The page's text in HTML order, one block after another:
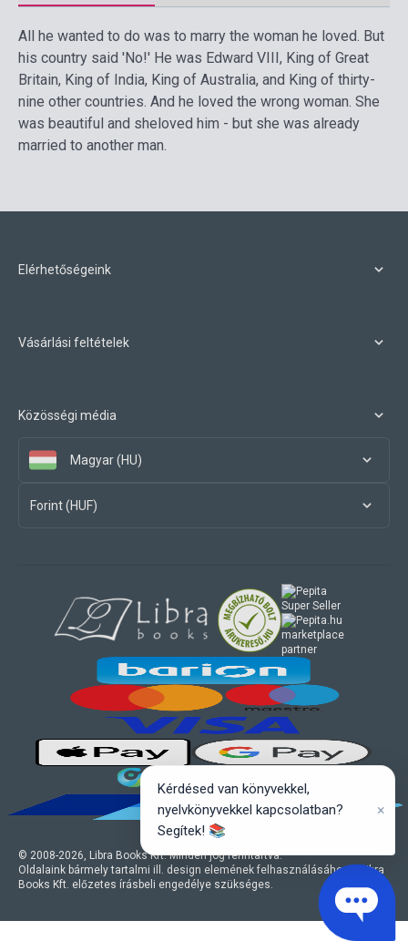
All he wanted to do was to marry the woman he loved. But
his country said 'No!' He was Edward VIII, King of Great
Britain, King of India, King of Australia, and King of thirty-
nine other countries. And he loved the wrong woman. She
was beautiful and sheloved him - but she was already
married to another man.
Elérhetőségeink
Vásárlási feltételek
Közösségi média
Magyar (HU)
Forint (HUF)
© 2008-2026, Libra Books Kft. Minden jog fenntartva.
Oldalaink bármely tartalmi ill. design elemének felhasználásához a Libra
Books Kft. előzetes írásbeli engedélye szükséges.
marketplace
partner
Kérdésed van könyvekkel,
nyelvkönyvekkel kapcsolatban?
Segítek! 📚
×